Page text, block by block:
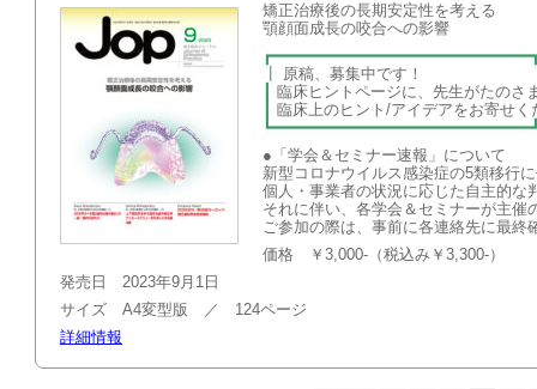
矯正治療後の長期安定性を考える
顎顔面成長の咬合への影響
原稿、募集
臨床ヒントページに、先生がたの
臨床上のヒント/アイデアを
●「学会＆セミナー速報」について
新型コロナウイルス感染症の5類移行
個人・事業者の状況に応じた自主的な
それに伴い、各学会＆セミナーが主
ご参加の際は、事前に各連絡先に最
価格 ￥3,000-（税込み￥3,300-）
発売日 2023年9月1日
サイズ A4変型版 ／ 124ページ
詳細情報